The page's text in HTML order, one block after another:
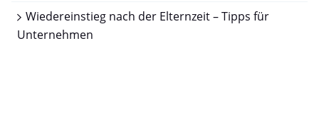
Wiedereinstieg nach der Elternzeit – Tipps für
Unternehmen